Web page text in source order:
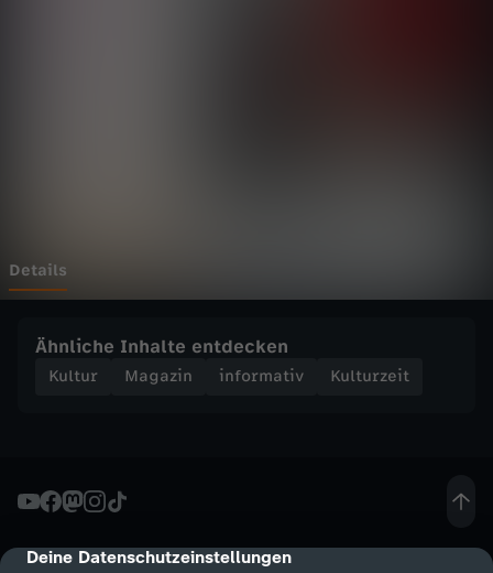
cmp-dialog-description
Deine Datenschutzeinstellungen
u
s
e
l
Details
Ähnliche Inhalte entdecken
Kultur Magazin informativ Kulturzeit